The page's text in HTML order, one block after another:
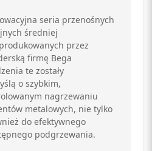
seria przenośnych
średniej
przez
firmę Bega
te zostały
o szybkim,
nagrzewaniu
metalowych, nie tylko
do efektywnego
podgrzewania.